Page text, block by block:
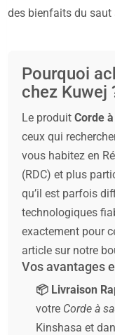
des bienfaits du saut
Pourquoi
chez Kuwej
Le produit Corde
ceux qui
vous habitez en
(RDC) et plus
qu’il est parfois
technologiques
exactement pour
article sur notre
Vos avantages
📦 Livraison
votre Corde à
Kinshasa et